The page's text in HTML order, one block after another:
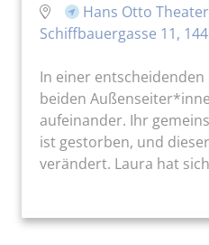
Hans Otto
Schiffbauergasse 11,
In einer
beiden
aufeinander. Ihr
ist gestorben, und
verändert. Laura hat